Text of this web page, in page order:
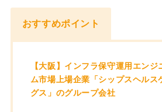
おすすめポイント
【大阪】インフラ保守運用エンジ
ム市場上場企業「シップスヘルス
グス」のグループ会社